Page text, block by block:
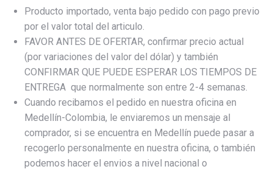
Producto importado, venta bajo pedido con pago previo
por el valor total del articulo.
FAVOR ANTES DE OFERTAR, confirmar precio actual
(por variaciones del valor del dólar) y también
CONFIRMAR QUE PUEDE ESPERAR LOS TIEMPOS DE
ENTREGA que normalmente son entre 2-4 semanas.
Cuando recibamos el pedido en nuestra oficina en
Medellín-Colombia, le enviaremos un mensaje al
comprador, si se encuentra en Medellín puede pasar a
recogerlo personalmente en nuestra oficina, o también
podemos hacer el envios a nivel nacional o